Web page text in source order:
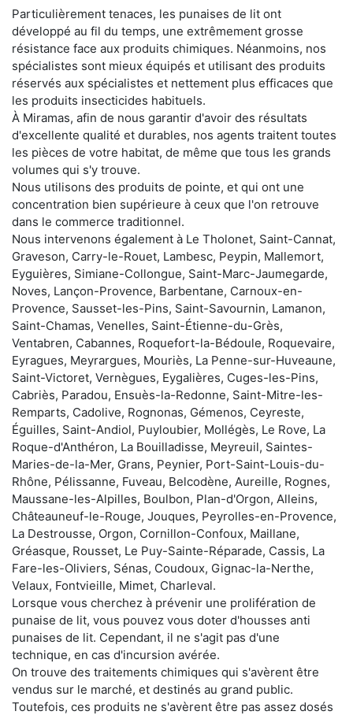
Particulièrement tenaces, les punaises de lit ont
développé au fil du temps, une extrêmement grosse
résistance face aux produits chimiques. Néanmoins, nos
spécialistes sont mieux équipés et utilisant des produits
réservés aux spécialistes et nettement plus efficaces que
les produits insecticides habituels.
À Miramas, afin de nous garantir d'avoir des résultats
d'excellente qualité et durables, nos agents traitent toutes
les pièces de votre habitat, de même que tous les grands
volumes qui s'y trouve.
Nous utilisons des produits de pointe, et qui ont une
concentration bien supérieure à ceux que l'on retrouve
dans le commerce traditionnel.
Nous intervenons également à Le Tholonet, Saint-Cannat,
Graveson, Carry-le-Rouet, Lambesc, Peypin, Mallemort,
Eyguières, Simiane-Collongue, Saint-Marc-Jaumegarde,
Noves, Lançon-Provence, Barbentane, Carnoux-en-
Provence, Sausset-les-Pins, Saint-Savournin, Lamanon,
Saint-Chamas, Venelles, Saint-Étienne-du-Grès,
Ventabren, Cabannes, Roquefort-la-Bédoule, Roquevaire,
Eyragues, Meyrargues, Mouriès, La Penne-sur-Huveaune,
Saint-Victoret, Vernègues, Eygalières, Cuges-les-Pins,
Cabriès, Paradou, Ensuès-la-Redonne, Saint-Mitre-les-
Remparts, Cadolive, Rognonas, Gémenos, Ceyreste,
Éguilles, Saint-Andiol, Puyloubier, Mollégès, Le Rove, La
Roque-d'Anthéron, La Bouilladisse, Meyreuil, Saintes-
Maries-de-la-Mer, Grans, Peynier, Port-Saint-Louis-du-
Rhône, Pélissanne, Fuveau, Belcodène, Aureille, Rognes,
Maussane-les-Alpilles, Boulbon, Plan-d'Orgon, Alleins,
Châteauneuf-le-Rouge, Jouques, Peyrolles-en-Provence,
La Destrousse, Orgon, Cornillon-Confoux, Maillane,
Gréasque, Rousset, Le Puy-Sainte-Réparade, Cassis, La
Fare-les-Oliviers, Sénas, Coudoux, Gignac-la-Nerthe,
Velaux, Fontvieille, Mimet, Charleval.
Lorsque vous cherchez à prévenir une prolifération de
punaise de lit, vous pouvez vous doter d'housses anti
punaises de lit. Cependant, il ne s'agit pas d'une
technique, en cas d'incursion avérée.
On trouve des traitements chimiques qui s'avèrent être
vendus sur le marché, et destinés au grand public.
Toutefois, ces produits ne s'avèrent être pas assez dosés